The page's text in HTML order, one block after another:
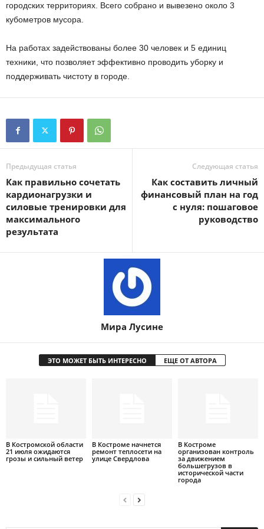
городских территориях. Всего собрано и вывезено около 3
кубометров мусора.
На работах задействованы более 30 человек и 5 единиц
техники, что позволяет эффективно проводить уборку и
поддерживать чистоту в городе.
Предыдущая статья
Как правильно сочетать
кардионагрузки и
силовые тренировки для
максимального
результата
Следующая статья
Как составить личный
финансовый план на год
с нуля: пошаговое
руководство
Мира Лусине
ЭТО МОЖЕТ БЫТЬ ИНТЕРЕСНО ЕЩЕ ОТ АВТОРА
В Костромской области
21 июля ожидаются
грозы и сильный ветер
В Костроме начнется
ремонт теплосети на
улице Свердлова
В Костроме
организован контроль
за движением
большегрузов в
исторической части
города